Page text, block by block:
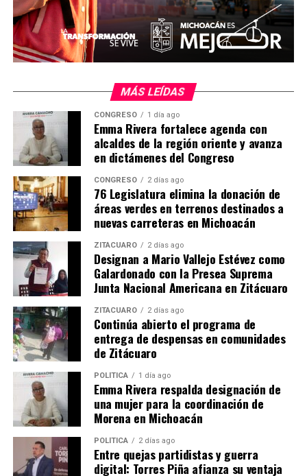
Me gusta esto:
Relacionado
El gobernador Alfredo
Ramírez Bedolla reporta
reducción en el abandono de
tratamientos oncológicos en
Michoacán
15 junio, 2026
En "Michoacán"
Alfredo Ramírez Bedolla
Informa que el Programa
para Mujeres con Cáncer
Beneficia a Más de 2 Mil 700
23 junio, 2026
En "Michoacán"
MÁS LEÍDAS
CONGRESO 1 día ago
Emma Rivera fortalece agenda con
alcaldes de la región oriente y avanza
en dictámenes del Congreso
CONGRESO 2 días ago
76 Legislatura elimina la donación de
áreas verdes en terrenos destinados a
nuevas carreteras en Michoacán
ZITÁCUARO 2 días ago
Designan a Mario Vallejo Estévez como
Galardonado con la Presea Suprema
Junta Nacional Americana en Zitácuaro
ZITÁCUARO 2 días ago
Continúa abierto el programa de
entrega de despensas en comunidades
de Zitácuaro
POLÍTICA 1 día ago
Emma Rivera respalda designación de
una mujer para la coordinación de
Morena en Michoacán
POLÍTICA 2 días ago
Entre quejas partidistas y guerra
digital: Torres Piña afianza su ventaja